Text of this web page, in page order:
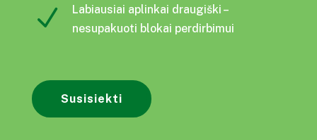
N
Labiausiai aplinkai draugiški –
nesupakuoti blokai perdirbimui
Susisiekti